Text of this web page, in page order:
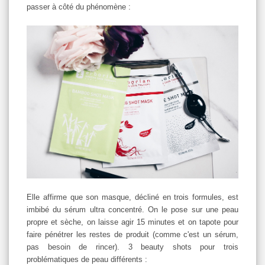
passer à côté du phénomène :
Elle affirme que son masque, décliné en trois formules, est
imbibé du sérum ultra concentré. On le pose sur une peau
propre et sèche, on laisse agir 15 minutes et on tapote pour
faire pénétrer les restes de produit (comme c'est un sérum,
pas besoin de rincer). 3 beauty shots pour trois
problématiques de peau différents :